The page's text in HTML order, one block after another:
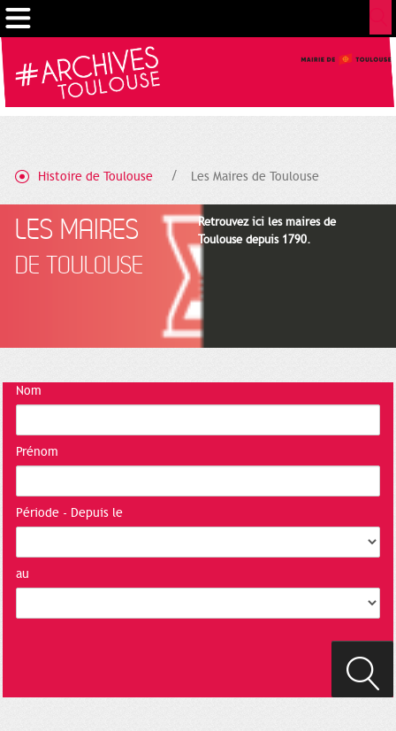
Histoire de Toulouse Les Maires de Toulouse
LES MAIRES
DE TOULOUSE
Retrouvez ici les maires de
Toulouse depuis 1790.
Nom
Prénom
Période - Depuis le
au
Cookies management panel